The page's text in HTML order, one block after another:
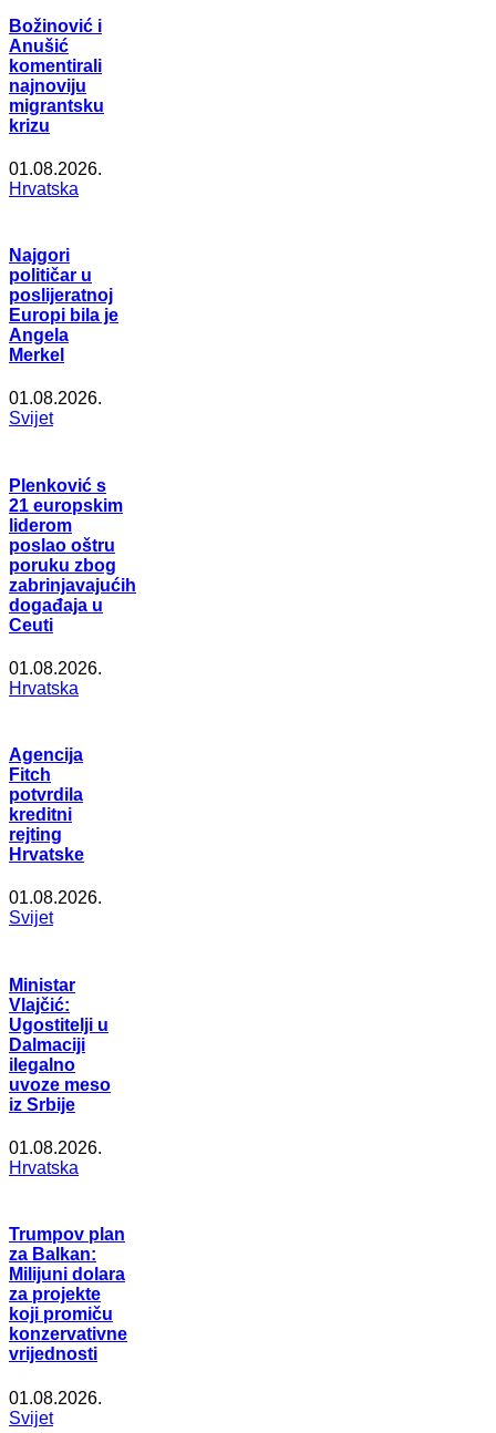
Božinović i
Anušić
komentirali
najnoviju
migrantsku
krizu
01.08.2026.
Hrvatska
Najgori
političar u
poslijeratnoj
Europi bila je
Angela
Merkel
01.08.2026.
Svijet
Plenković s
21 europskim
liderom
poslao oštru
poruku zbog
zabrinjavajućih
događaja u
Ceuti
01.08.2026.
Hrvatska
Agencija
Fitch
potvrdila
kreditni
rejting
Hrvatske
01.08.2026.
Svijet
Ministar
Vlajčić:
Ugostitelji u
Dalmaciji
ilegalno
uvoze meso
iz Srbije
01.08.2026.
Hrvatska
Trumpov plan
za Balkan:
Milijuni dolara
za projekte
koji promiču
konzervativne
vrijednosti
01.08.2026.
Svijet